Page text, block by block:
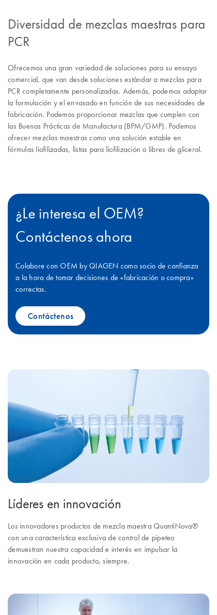
Diversidad de mezclas maestras para
PCR
Ofrecemos una gran variedad de soluciones para su ensayo
comercial, que van desde soluciones estándar a mezclas para
PCR completamente personalizadas. Además, podemos adaptar
la formulación y el envasado en función de sus necesidades de
fabricación. Podemos proporcionar mezclas que cumplen con
las Buenas Prácticas de Manufactura (BPM/GMP). Podemos
ofrecer mezclas maestras como una solución estable en
fórmulas liofilizadas, listas para liofilización o libres de glicerol.
¿Le interesa el OEM?
Contáctenos ahora
Colabore con OEM by QIAGEN como socio de confianza
a la hora de tomar decisiones de «fabricación o compra»
correctas.
Contáctenos
Líderes en innovación
Los innovadores productos de mezcla maestra QuantiNova®
con una característica exclusiva de control de pipeteo
demuestran nuestra capacidad e interés en impulsar la
innovación en cada producto, siempre.